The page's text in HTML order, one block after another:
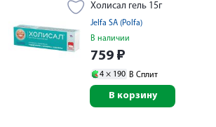
Холисал гель 15г
Jelfa SA (Polfa)
В наличии
759 ₽
4 × 190 В Сплит
В корзину